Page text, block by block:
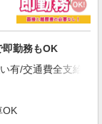
ョンで見回り/生
払い有/週払い有/交
即勤務もOK
有/交通費全支給(ガ
OK